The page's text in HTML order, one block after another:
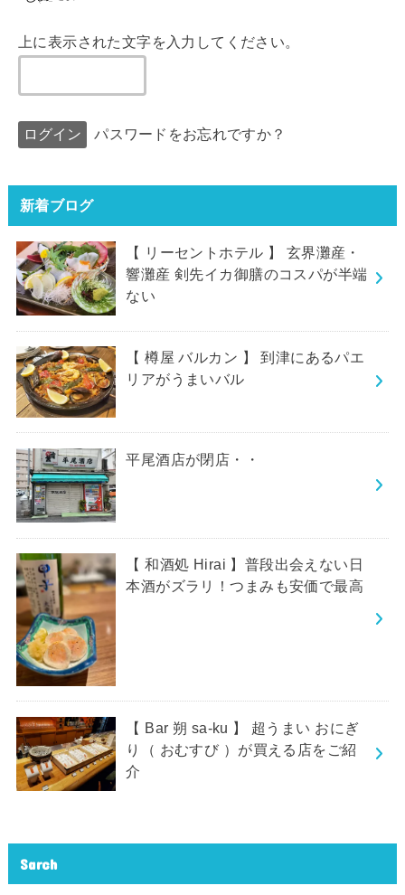
上に表示された文字を入力してください。
パスワードをお忘れですか？
新着ブログ
【 リーセントホテル 】 玄界灘産・
響灘産 剣先イカ御膳のコスパが半端
ない
【 樽屋 バルカン 】 到津にあるパエ
リアがうまいバル
平尾酒店が閉店・・
【 和酒処 Hirai 】普段出会えない日
本酒がズラリ！つまみも安価で最高
【 Bar 朔 sa-ku 】 超うまい おにぎ
り（ おむすび ）が買える店をご紹
介
Sarch